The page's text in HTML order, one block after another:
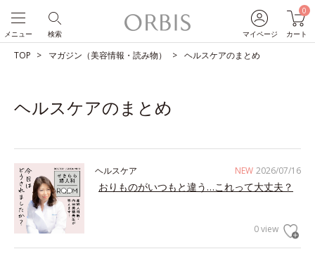
マイページ
0
カート
検索
メニュー
TOP マガジン（美容情報・読み物） ヘルスケアのまとめ
ヘルスケアのまとめ
NEW 2026/07/16
ヘルスケア
おりものがいつもと違う…これって大丈夫？
0 view